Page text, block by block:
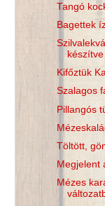
Tangó
Bagettek
készítve
Kifőztük
Szalagos
Pillangós
Töltött,
Megjelent
Mézes